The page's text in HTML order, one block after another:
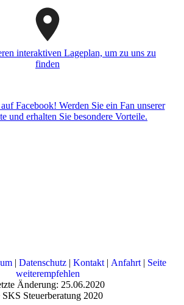
interaktiven La­ge­plan, um zu uns zu
finden
Facebook! Werden Sie ein Fan unserer
und erhalten Sie besondere Vorteile.
| Datenschutz | Kontakt | Anfahrt | Seite
weiterempfehlen
Änderung: 25.06.2020
Steuerberatung 2020